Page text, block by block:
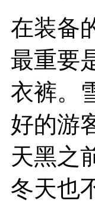
在装备
最重要
衣裤。
好的游
天黑之
冬天也